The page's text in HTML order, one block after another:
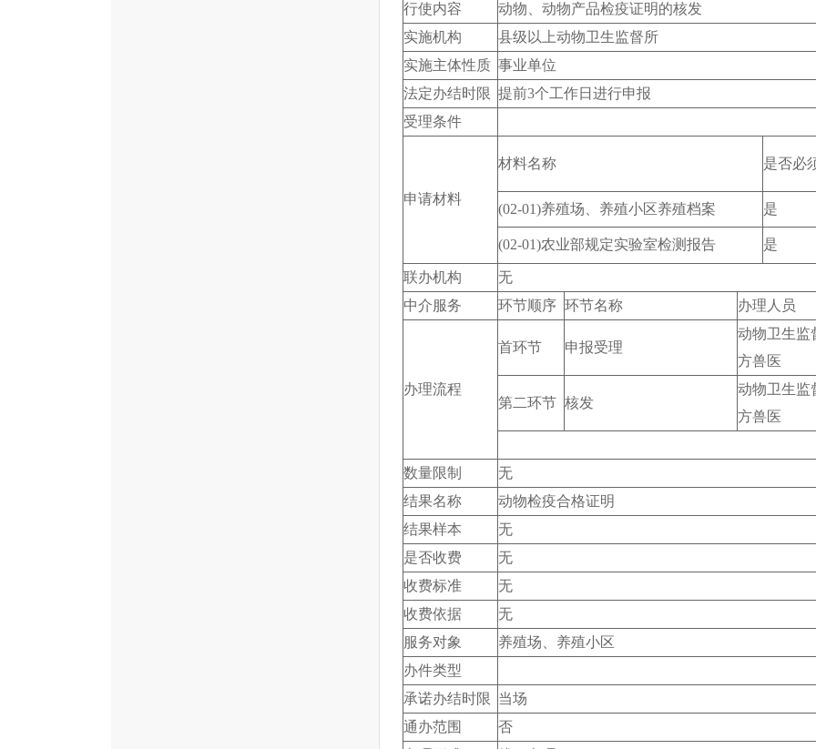
行使内容
动物、动物产品检疫证明的核发
实施机构
县级以上动物卫生监督所
实施主体性质 事业单位
法定办结时限 提前3个工作日进行申报
受理条件
申请材料
材料名称 是否必
(02-01)养殖场、养殖小区养殖档案 是
(02-01)农业部规定实验室检测报告 是
联办机构
无
中介服务
环节顺序 环节名称 办理人员
办理流程
首环节 申报受理
动物卫生监
方兽医
第二环节 核发
动物卫生监
方兽医
数量限制
无
结果名称
动物检疫合格证明
结果样本
无
是否收费
无
收费标准
无
收费依据
无
服务对象
养殖场、养殖小区
办件类型
承诺办结时限 当场
通办范围
否